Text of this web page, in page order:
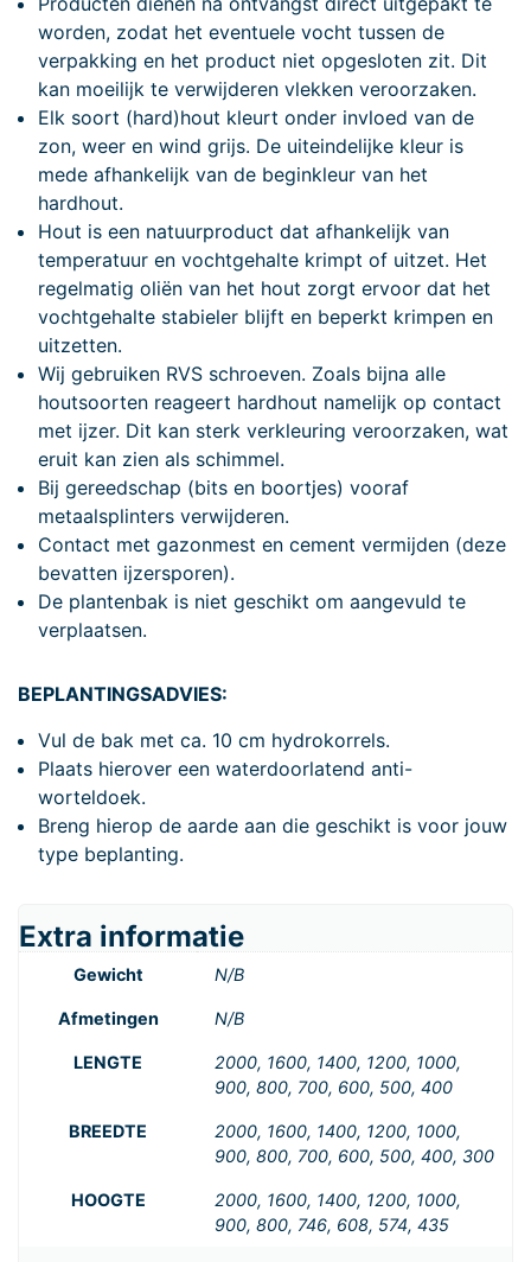
worden, zodat het eventuele vocht tussen de
verpakking en het product niet opgesloten zit. Dit
kan moeilijk te verwijderen vlekken veroorzaken.
Elk soort (hard)hout kleurt onder invloed van de
zon, weer en wind grijs. De uiteindelijke kleur is
mede afhankelijk van de beginkleur van het
hardhout.
Hout is een natuurproduct dat afhankelijk van
temperatuur en vochtgehalte krimpt of uitzet. Het
regelmatig oliën van het hout zorgt ervoor dat het
vochtgehalte stabieler blijft en beperkt krimpen en
uitzetten.
Wij gebruiken RVS schroeven. Zoals bijna alle
houtsoorten reageert hardhout namelijk op contact
met ijzer. Dit kan sterk verkleuring veroorzaken, wat
eruit kan zien als schimmel.
Bij gereedschap (bits en boortjes) vooraf
metaalsplinters verwijderen.
Contact met gazonmest en cement vermijden (deze
bevatten ijzersporen).
De plantenbak is niet geschikt om aangevuld te
verplaatsen.
BEPLANTINGSADVIES:
Vul de bak met ca. 10 cm hydrokorrels.
Plaats hierover een waterdoorlatend anti-
worteldoek.
Breng hierop de aarde aan die geschikt is voor jouw
type beplanting.
Extra informatie
Gewicht N/B
Afmetingen N/B
LENGTE
2000, 1600, 1400, 1200, 1000,
900, 800, 700, 600, 500, 400
BREEDTE
2000, 1600, 1400, 1200, 1000,
900, 800, 700, 600, 500, 400, 300
HOOGTE
2000, 1600, 1400, 1200, 1000,
900, 800, 746, 608, 574, 435